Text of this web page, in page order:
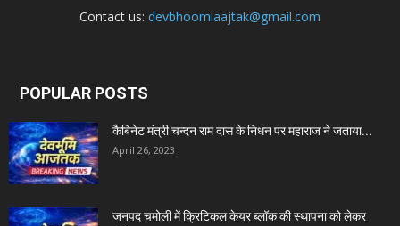
Contact us: devbhoomiaajtak@gmail.com
POPULAR POSTS
कैबिनेट मंत्री चन्दन राम दास के निधन पर महाराज ने जताया...
April 26, 2023
जनपद चमोली में क्रिटिकल केयर ब्लॉक की स्थापना को लेकर